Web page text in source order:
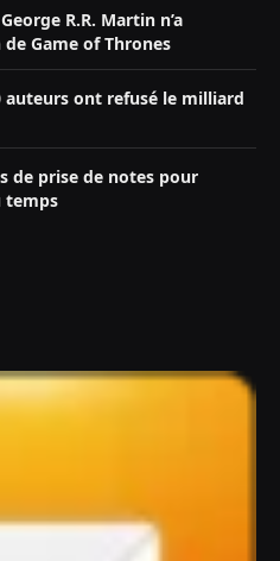
R.R. Martin n’a
Game of Thrones
ont refusé le milliard
de prise de notes pour
temps